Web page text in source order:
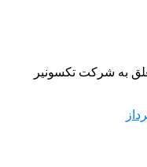
به شرکت تکسونیر